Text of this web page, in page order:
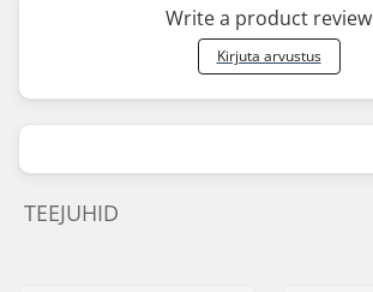
Write a product review
Kirjuta arvustus
TEEJUHID